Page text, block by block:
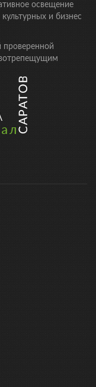
освещение
и бизнес
проверенной